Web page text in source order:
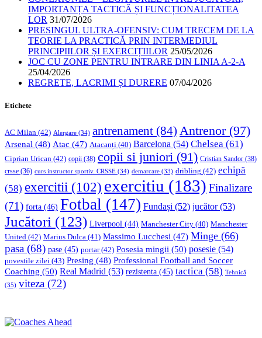
IMPORTANȚA TACTICĂ ȘI FUNCȚIONALITATEA
LOR 31/07/2026
PRESINGUL ULTRA-OFENSIV: CUM TRECEM DE LA
TEORIE LA PRACTICĂ PRIN INTERMEDIUL
PRINCIPIILOR ȘI EXERCIȚIILOR 25/05/2026
JOC CU ZONE PENTRU INTRARE DIN LINIA A-2-A
25/04/2026
REGRETE, LACRIMI ȘI DURERE 07/04/2026
Etichete
AC Milan (42) Alergare (34) antrenament (84) Antrenor(97)
Arsenal (48) Atac (47) Atacanți (40) Barcelona (54) Chelsea (61)
Ciprian Urican (42) copii (38) copii si juniori (91) Cristian Sandor (38)
crsse (36) curs instructor sportiv. CRSSE (34) demarcare (33) dribling (42) echipă
(58) exercitii (102) exercitiu (183) Finalizare
(71) forta (46) Fotbal (147) Fundași (52) jucător(53)
Jucători (123) Liverpool (44) Manchester City (40) Manchester
United (42) Marius Dulca (41) Massimo Lucchesi (47) Minge (66)
pasa (68) pase (45) portar(42) Posesia mingii (50) posesie (54)
povestile zilei (43) Presing (48) Professional Football and Soccer
Coaching (50) Real Madrid (53) rezistenta (45) tactica (58) Tehnică
(35) viteza (72)